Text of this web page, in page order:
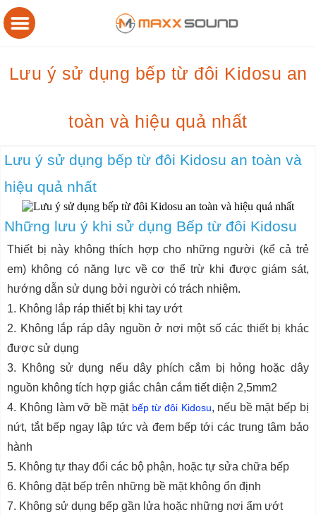
Lưu ý sử dụng bếp từ đôi Kidosu an
toàn và hiệu quả nhất
Lưu ý sử dụng bếp từ đôi Kidosu an toàn và
hiệu quả nhất
Những lưu ý khi sử dụng Bếp từ đôi Kidosu
Thiết bị này không thích hợp cho những người (kể cả trẻ
em) không có năng lực về cơ thể trừ khi được giám sát,
hướng dẫn sử dụng bởi người có trách nhiệm.
1. Không lắp ráp thiết bị khi tay ướt
2. Không lắp ráp dây nguồn ở nơi một số các thiết bị khác
được sử dụng
3. Không sử dụng nếu dây phích cắm bị hỏng hoặc dây
nguồn không tích hợp giắc chân cắm tiết diện 2,5mm2
4. Không làm vỡ bề mặt bếp từ đôi Kidosu, nếu bề mặt bếp bị
nứt, tắt bếp ngay lập tức và đem bếp tới các trung tâm bảo
hành
5. Không tự thay đổi các bộ phận, hoặc tự sửa chữa bếp
6. Không đặt bếp trên những bề mặt không ổn định
7. Không sử dụng bếp gần lửa hoặc những nơi ẩm ướt